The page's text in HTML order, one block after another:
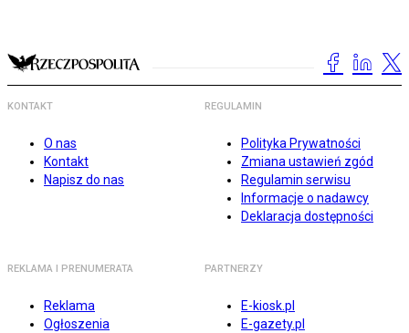
KONTAKT
O nas
Kontakt
Napisz do nas
REGULAMIN
Polityka Prywatności
Zmiana ustawień zgód
Regulamin serwisu
Informacje o nadawcy
Deklaracja dostępności
REKLAMA I PRENUMERATA
Reklama
Ogłoszenia
PARTNERZY
E-kiosk.pl
E-gazety.pl